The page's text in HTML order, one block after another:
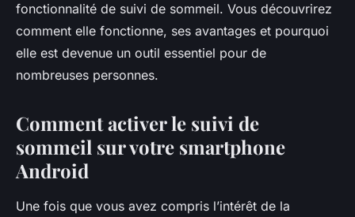
fonctionnalité de suivi de sommeil. Vous découvrirez
comment elle fonctionne, ses avantages et pourquoi
elle est devenue un outil essentiel pour de
nombreuses personnes.
Comment activer le suivi de
sommeil sur votre smartphone
Android
Une fois que vous avez compris l’intérêt de la